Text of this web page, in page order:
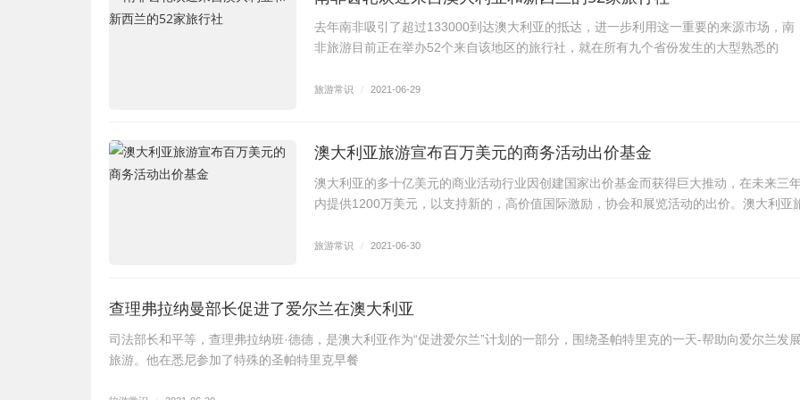
去年南非吸引了超过133000到达澳大利亚的抵达，进一步利用这一重要的来源市场，南
非旅游目前正在举办52个来自该地区的旅行社，就在所有九个省份发生的大型熟悉的
旅游常识 / 2021-06-29
澳大利亚旅游宣布百万美元的商务活动出价基金
澳大利亚的多十亿美元的商业活动行业因创建国家出价基金而获得巨大推动，在未来三
内提供1200万美元，以支持新的，高价值国际激励，协会和展览活动的出价。澳大利亚
旅游常识 / 2021-06-30
查理弗拉纳曼部长促进了爱尔兰在澳大利亚
司法部长和平等，查理弗拉纳班·德德，是澳大利亚作为“促进爱尔兰”计划的一部分，围绕圣帕特里克的一天-帮助向爱尔兰发展
旅游。他在悉尼参加了特殊的圣帕特里克早餐